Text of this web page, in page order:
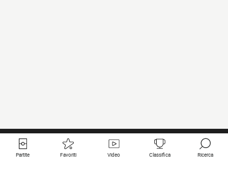
Partite Favoriti Video Classifica Ricerca